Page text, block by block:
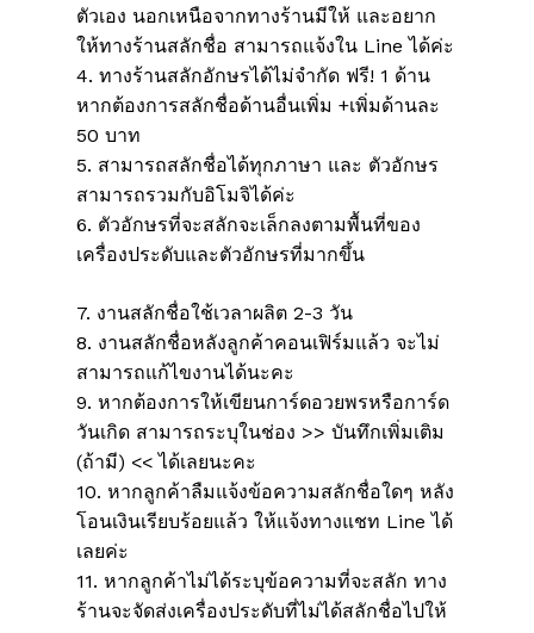
ตัวเอง นอกเหนือจากทางร้านมีให้ และอยาก
ให้ทางร้านสลักชื่อ สามารถแจ้งใน Line ได้ค่ะ
4. ทางร้านสลักอักษรได้ไม่จำกัด ฟรี! 1 ด้าน
หากต้องการสลักชื่อด้านอื่นเพิ่ม +เพิ่มด้านละ
50 บาท
5. สามารถสลักชื่อได้ทุกภาษา และ ตัวอักษร
สามารถรวมกับอิโมจิได้ค่ะ
6. ตัวอักษรที่จะสลักจะเล็กลงตามพื้นที่ของ
เครื่องประดับและตัวอักษรที่มากขึ้น
7. งานสลักชื่อใช้เวลาผลิต 2-3 วัน
8. งานสลักชื่อหลังลูกค้าคอนเฟิร์มแล้ว จะไม่
สามารถแก้ไขงานได้นะคะ
9. หากต้องการให้เขียนการ์ดอวยพรหรือการ์ด
วันเกิด สามารถระบุในช่อง >> บันทึกเพิ่มเติม
(ถ้ามี) << ได้เลยนะคะ
10. หากลูกค้าลืมแจ้งข้อความสลักชื่อใดๆ หลัง
โอนเงินเรียบร้อยแล้ว ให้แจ้งทางแชท Line ได้
เลยค่ะ
11. หากลูกค้าไม่ได้ระบุข้อความที่จะสลัก ทาง
ร้านจะจัดส่งเครื่องประดับที่ไม่ได้สลักชื่อไปให้